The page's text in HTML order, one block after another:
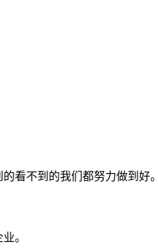
看不到的我们都努力做到好。
。